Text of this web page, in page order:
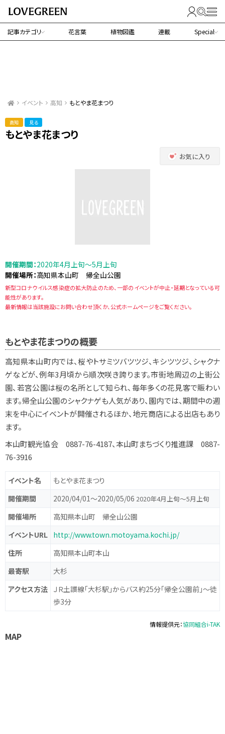
記事カテゴリ 花言葉 植物図鑑 連載 Special
イベント 高知 もとやま花まつり
高知 見る
もとやま花まつり
お気に入り
開催期間：2020年4月上旬～5月上旬
開催場所：高知県本山町 帰全山公園
新型コロナウイルス感染症の拡大防止のため、一部のイベントが中止・延期となっている可
能性があります。
最新情報は当該施設にお問い合わせ頂くか、公式ホームページをご覧ください。
もとやま花まつりの概要
高知県本山町内では、桜やトサミツバツツジ、キシツツジ、シャクナ
ゲなどが、例年3月頃から順次咲き誇ります。市街地周辺の上街公
園、若宮公園は桜の名所として知られ、毎年多くの花見客で賑わい
ます。帰全山公園のシャクナゲも人気があり、園内では、期間中の週
末を中心にイベントが開催されるほか、地元商店による出店もあり
ます。
本山町観光協会 0887-76-4187、本山町まちづくり推進課 0887-
76-3916
イベント名
もとやま花まつり
開催期間
2020/04/01〜2020/05/06 2020年4月上旬～5月上旬
開催場所
高知県本山町 帰全山公園
イベントURL http://www.town.motoyama.kochi.jp/
住所
高知県本山町本山
最寄駅
大杉
アクセス方法 ＪＲ土讃線「大杉駅」からバス約25分「帰全公園前」～徒
歩3分
情報提供元：協同組合i-TAK
MAP